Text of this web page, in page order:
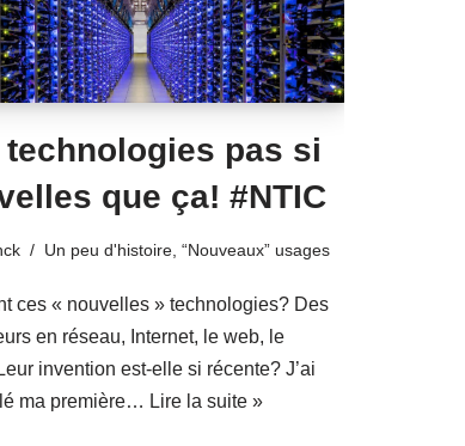
technologies pas si
que ça! #NTIC
Un peu d'histoire ,“Nouveaux” usages
ces « nouvelles » technologies? Des
en réseau, Internet, le web, le
invention est-elle si récente? J’ai
ma première… Lire la suite »